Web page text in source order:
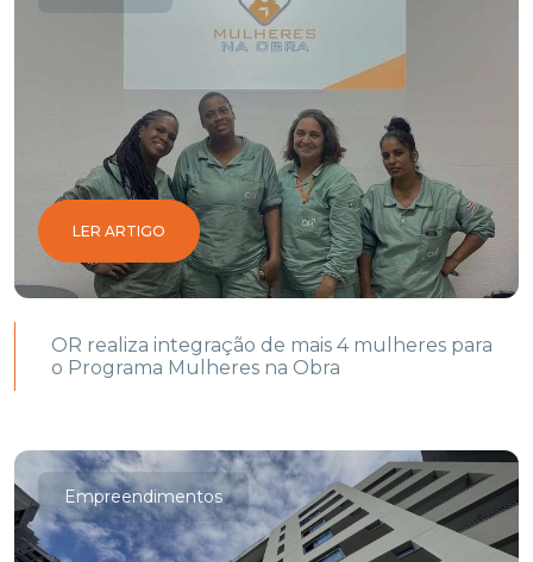
LER ARTIGO
OR realiza integração de mais 4 mulheres para
o Programa Mulheres na Obra
Empreendimentos